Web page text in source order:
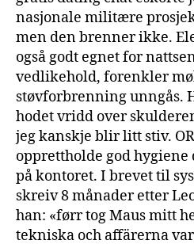
na­sjo­na­le mili­tæ­re
men den brenner ikke.
også godt egnet for
vedlikehold, forenkler
støvforbrenning unngås.
hodet vridd over
jeg kanskje blir litt stiv.
opprettholde god hygiene
på kontoret. I brevet til
skreiv 8 månader etter
han: «førr tog Maus mitt
tekniska och affärerna